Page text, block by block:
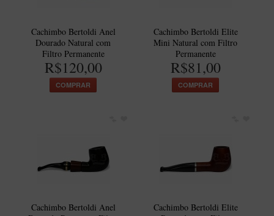
Cachimbo Bertoldi Anel
Dourado Natural com
Filtro Permanente
R$120,00
COMPRAR
Cachimbo Bertoldi Elite
Mini Natural com Filtro
Permanente
R$81,00
COMPRAR
Cachimbo Bertoldi Anel
Cachimbo Bertoldi Elite